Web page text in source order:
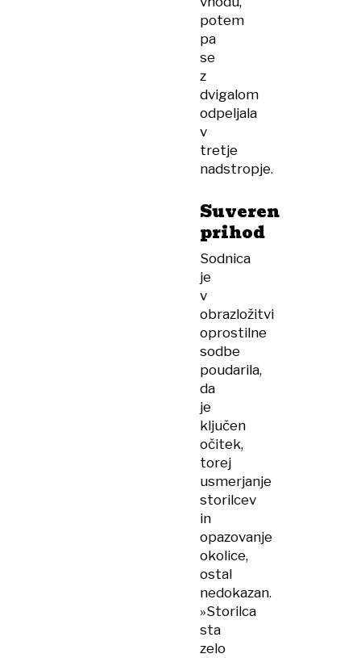
potem
pa
se
z
dvigalom
odpeljala
v
tretje
nadstropje.
Suveren
prihod
Sodnica
je
v
obrazložitvi
oprostilne
sodbe
poudarila,
da
je
ključen
očitek,
torej
usmerjanje
storilcev
in
opazovanje
okolice,
ostal
nedokazan.
»Storilca
sta
zelo